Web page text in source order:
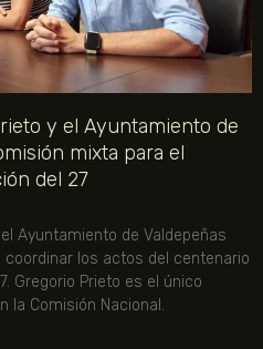
y el Ayuntamiento de
mixta para el
del 27
Ayuntamiento de Valdepeñas
los actos del centenario
Gregorio Prieto es el único
la Comisión Nacional.